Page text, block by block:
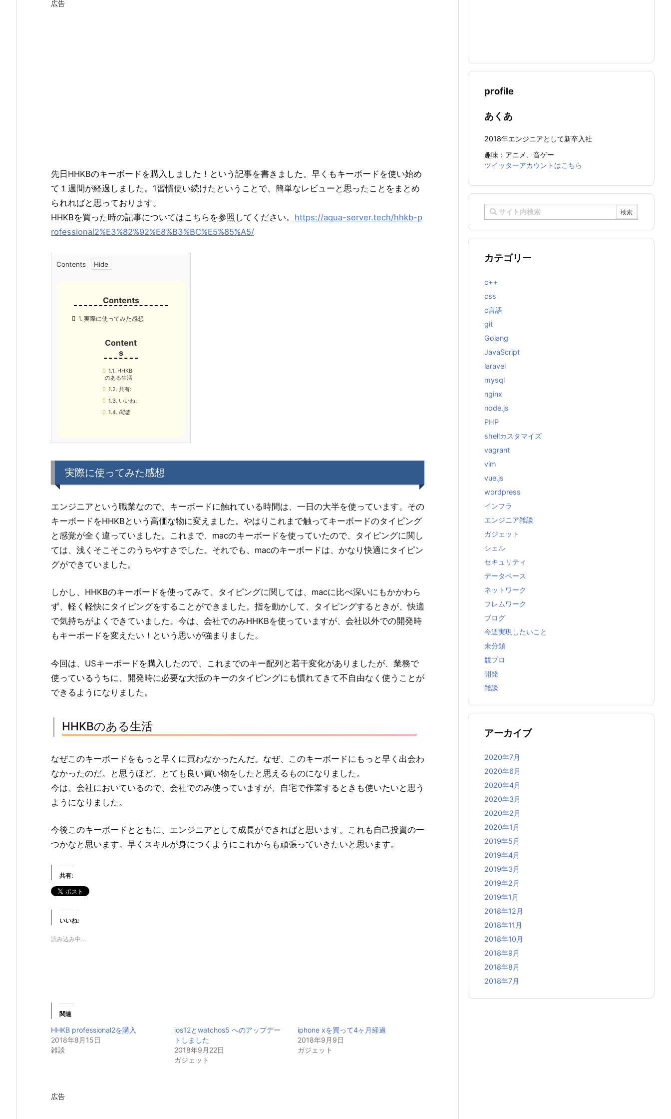
広告
先日HHKBのキーボードを購入しました！という記事を書きました。早くもキーボードを使い始め
て１週間が経過しました。1習慣使い続けたということで、簡単なレビューと思ったことをまとめ
られればと思っております。
HHKBを買った時の記事についてはこちらを参照してください。 https://aqua-server.tech/hhkb-p
rofessional2%E3%82%92%E8%B3%BC%E5%85%A5/
Contents
1. 実際に使ってみた感想
1.1. HHKB
のある生活
1.2. 共有:
1.3. いいね:
1.4. 関連
実際に使ってみた感想
エンジニアという職業なので、キーボードに触れている時間は、一日の大半を使っています。その
キーボードをHHKBという高価な物に変えました。やはりこれまで触ってキーボードのタイピング
と感覚が全く違っていました。これまで、macのキーボードを使っていたので、タイピングに関し
ては、浅くそこそこのうちやすさでした。それでも、macのキーボードは、かなり快適にタイピン
グができていました。
しかし、HHKBのキーボードを使ってみて、タイピングに関しては、macに比べ深いにもかかわら
ず、軽く軽快にタイピングをすることができました。指を動かして、タイピングするときが、快適
で気持ちがよくできていました。今は、会社でのみHHKBを使っていますが、会社以外での開発時
もキーボードを変えたい！という思いが強まりました。
今回は、USキーボードを購入したので、これまでのキー配列と若干変化がありましたが、業務で
使っているうちに、開発時に必要な大抵のキーのタイピングにも慣れてきて不自由なく使うことが
できるようになりました。
HHKBのある生活
なぜこのキーボードをもっと早くに買わなかったんだ。なぜ、このキーボードにもっと早く出会わ
なかったのだ。と思うほど、とても良い買い物をしたと思えるものになりました。
今は、会社においているので、会社でのみ使っていますが、自宅で作業するときも使いたいと思う
ようになりました。
今後このキーボードとともに、エンジニアとして成長ができればと思います。これも自己投資の一
つかなと思います。早くスキルが身につくようにこれからも頑張っていきたいと思います。
共有:
いいね:
読み込み中…
関連
HHKB professional2を購入
2018年8月15日
雑談
ios12とwatchos5 へのアップデー
トしました
2018年9月22日
ガジェット
iphone xを買って4ヶ月経過
2018年9月9日
ガジェット
広告
profile
あくあ
2018年エンジニアとして新卒入社
趣味：アニメ、音ゲー
ツイッターアカウントはこちら
カテゴリー
c++
css
c言語
git
Golang
JavaScript
laravel
mysql
nginx
node.js
PHP
shellカスタマイズ
vagrant
vim
vue.js
wordpress
インフラ
エンジニア雑談
ガジェット
シェル
セキュリティ
データベース
ネットワーク
フレムワーク
ブログ
今週実現したいこと
未分類
競プロ
開発
雑談
アーカイブ
2020年7月
2020年6月
2020年4月
2020年3月
2020年2月
2020年1月
2019年5月
2019年4月
2019年3月
2019年2月
2019年1月
2018年12月
2018年11月
2018年10月
2018年9月
2018年8月
2018年7月